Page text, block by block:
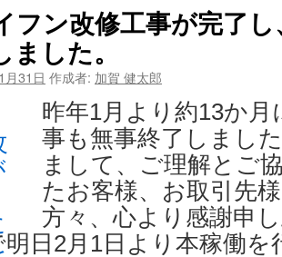
フン改修工事が完了
した。
月31日 作成者: 加賀 健太郎
昨年1月より約13か
事も無事終了しまし
まして、ご理解とご
たお客様、お取引先
方々、心より感謝申
明日2月1日より本稼働